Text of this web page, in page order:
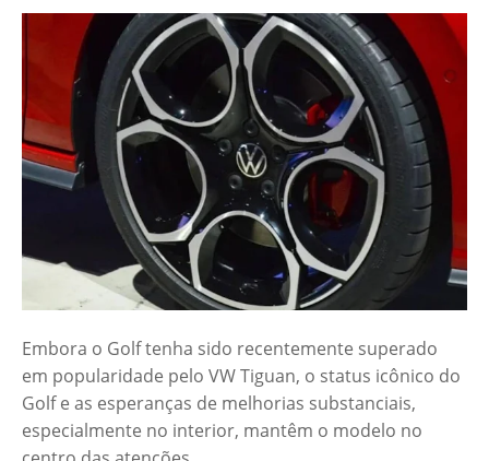
Embora o Golf tenha sido recentemente superado
em popularidade pelo VW Tiguan, o status icônico do
Golf e as esperanças de melhorias substanciais,
especialmente no interior, mantêm o modelo no